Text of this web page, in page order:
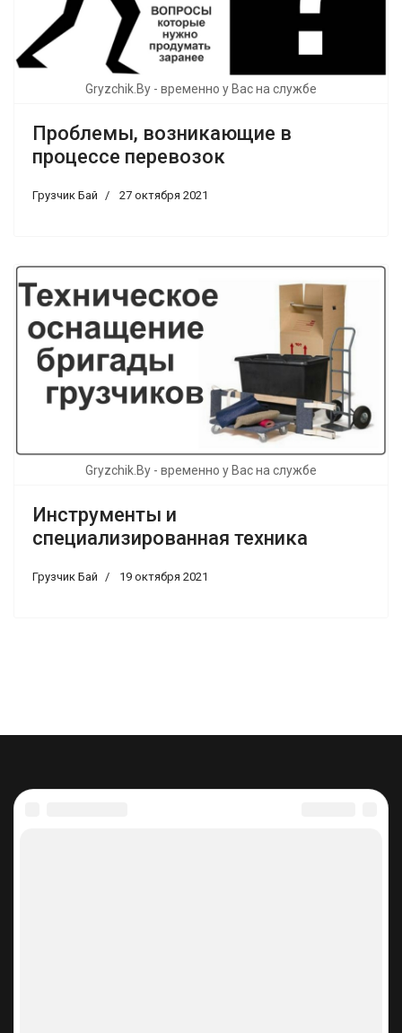
Gryzchik.By - временно у Вас на службе
Проблемы, возникающие в
процессе перевозок
Грузчик Бай 27 октября 2021
Gryzchik.By - временно у Вас на службе
Инструменты и
специализированная техника
Грузчик Бай 19 октября 2021